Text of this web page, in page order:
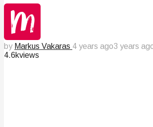
by Markus Vakaras 4 years ago3 years
4.6kviews